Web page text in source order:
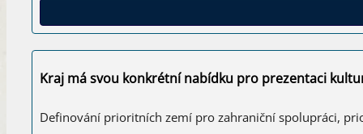
Kraj má svou konkrétní nabídku pro prezentaci
Definování prioritních zemí pro zahraniční spolupráci,